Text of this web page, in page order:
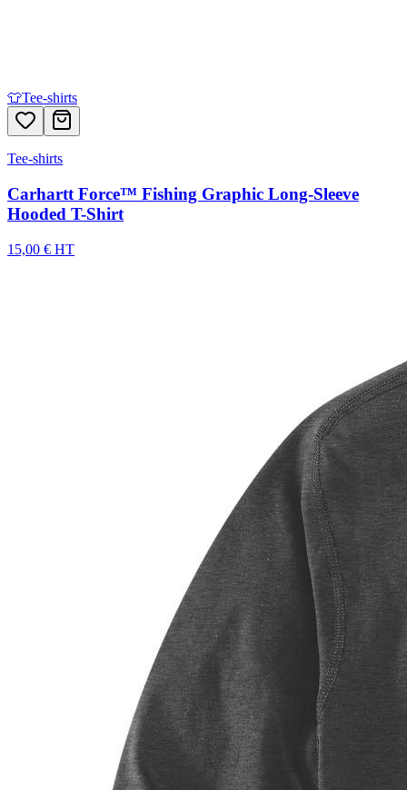
👕Tee-shirts
Tee-shirts
Carhartt Force™ Fishing Graphic Long-Sleeve
Hooded T-Shirt
15,00 € HT